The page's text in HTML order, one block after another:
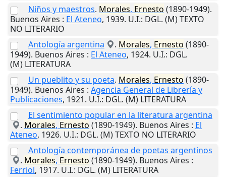
Niños y maestros. Morales, Ernesto (1890-1949).
Buenos Aires : El Ateneo, 1939. U.I.: DGL. (M) TEXTO
NO LITERARIO
Antología argentina
. Morales, Ernesto (1890-
1949). Buenos Aires : El Ateneo, 1924. U.I.: DGL.
(M) LITERATURA
Un pueblito y su poeta. Morales, Ernesto (1890-
1949). Buenos Aires : Agencia General de Librería y
Publicaciones, 1921. U.I.: DGL. (M) LITERATURA
El sentimiento popular en la literatura argentina
. Morales, Ernesto (1890-1949). Buenos Aires : El
Ateneo, 1926. U.I.: DGL. (M) TEXTO NO LITERARIO
Antología contemporánea de poetas argentinos
. Morales, Ernesto (1890-1949). Buenos Aires :
Ferriol, 1917. U.I.: DGL. (M) LITERATURA